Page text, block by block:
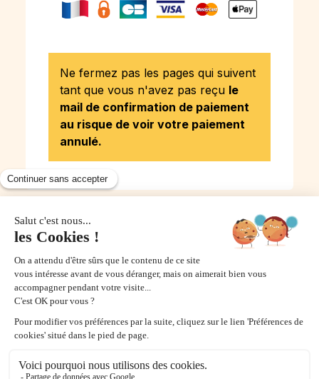
Les conseils de
Charlotte
Si vous avez besoin d'aide, vous
pouvez nous contacter via
Ne fermez pas les pages qui suivent
tant que vous n'avez pas reçu le
mail de confirmation de paiement
au risque de voir votre paiement
annulé.